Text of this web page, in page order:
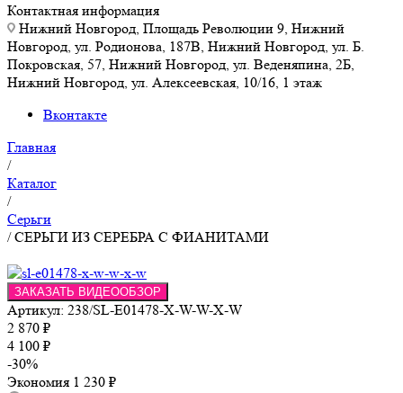
Контактная информация
Нижний Новгород, Площадь Революции 9, Нижний
Новгород, ул. Родионова, 187В, Нижний Новгород, ул. Б.
Покровская, 57, Нижний Новгород, ул. Веденяпина, 2Б,
Нижний Новгород, ул. Алексеевская, 10/16, 1 этаж
Вконтакте
Главная
/
Каталог
/
Серьги
/СЕРЬГИ ИЗ СЕРЕБРА С ФИАНИТАМИ
ЗАКАЗАТЬ ВИДЕООБЗОР
Артикул: 238/SL-E01478-X-W-W-X-W
2 870 ₽
4 100 ₽
-30%
Экономия 1 230 ₽